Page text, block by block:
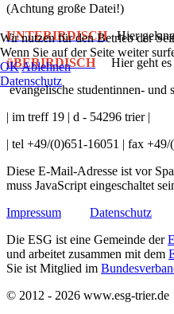
(Achtung große Datei!)
UNTERIRDISCHHier
üBERIRDISCH Hier geht es
evangelische studentinnen- und
| im treff 19 | d - 54296 trier |
| tel +49/(0)651-16051 | fax +49/
Diese E-Mail-Adresse ist vor
muss JavaScript eingeschaltet
Impressum
Datenschutz
Die ESG ist eine Gemeinde der
und arbeitet zusammen mit dem
Sie ist Mitglied im
© 2012 - 2026 www.esg-trier.de
Wir nutzen für den Betrieb der
Wenn Sie auf der Seite weiter
OKAblehnen
Datenschutz